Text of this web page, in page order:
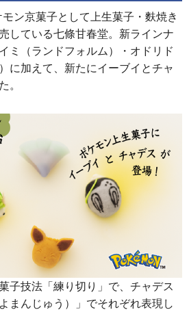
ン京菓子として上生菓子・麩焼き
している七條甘春堂。新ラインナ
ミ（ランドフォルム）・オドリド
に加えて、新たにイーブイとチャ
。
子技法「練り切り」で、チャデス
まんじゅう）」でそれぞれ表現し